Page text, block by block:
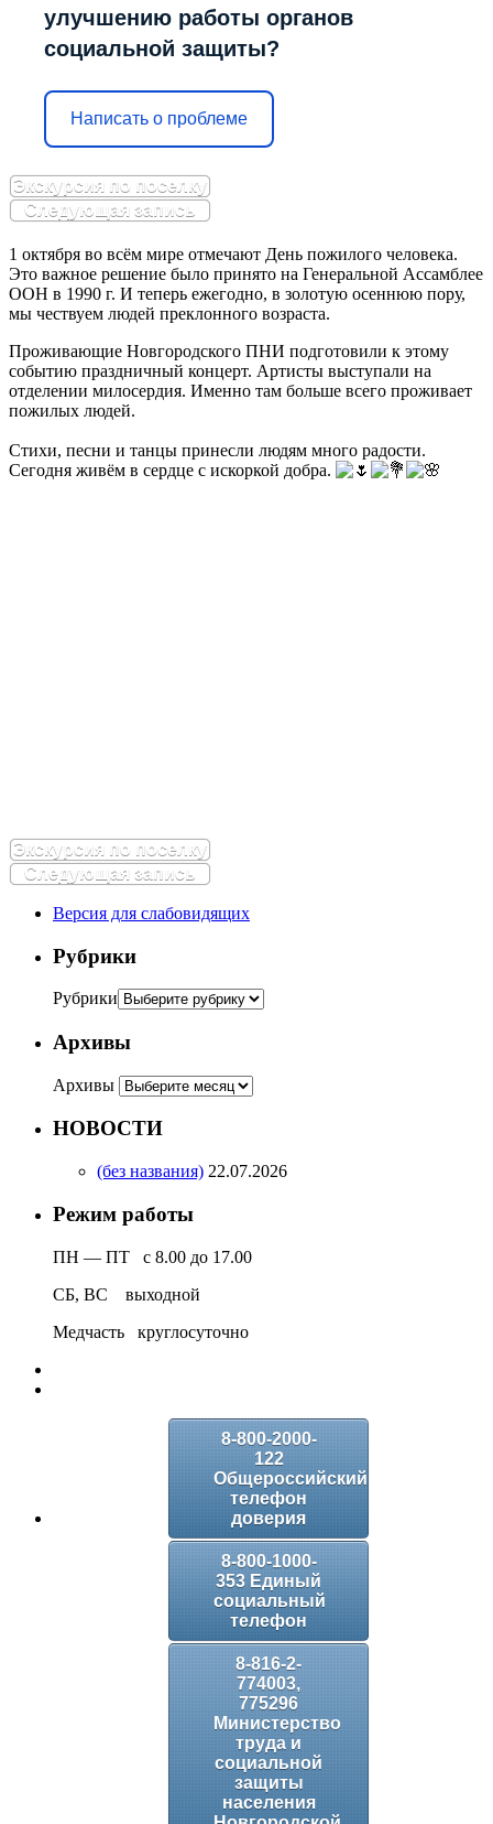
улучшению работы органов
социальной защиты?
Написать о проблеме
Экскурсия по поселку
Следующая запись
1 октября во всём мире отмечают День пожилого человека.
Это важное решение было принято на Генеральной Ассамблее
ООН в 1990 г. И теперь ежегодно, в золотую осеннюю пору,
мы чествуем людей преклонного возраста.
Проживающие Новгородского ПНИ подготовили к этому
событию праздничный концерт. Артисты выступали на
отделении милосердия. Именно там больше всего проживает
пожилых людей.
Стихи, песни и танцы принесли людям много радости.
Сегодня живём в сердце с искоркой добра.
Экскурсия по поселку
Следующая запись
Версия для слабовидящих
Рубрики
Рубрики
Архивы
Архивы
НОВОСТИ
(без названия) 22.07.2026
Режим работы
ПН — ПТ с 8.00 до 17.00
СБ, ВС выходной
Медчасть круглосуточно
8-800-2000-
122
Общероссийский
телефон
доверия
8-800-1000-
353 Единый
социальный
телефон
8-816-2-
774003,
775296
Министерство
труда и
социальной
защиты
населения